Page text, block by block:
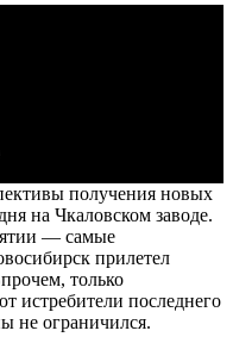
получения новых
на Чкаловском заводе.
— самые
прилетел
только
истребители последнего
не ограничился.